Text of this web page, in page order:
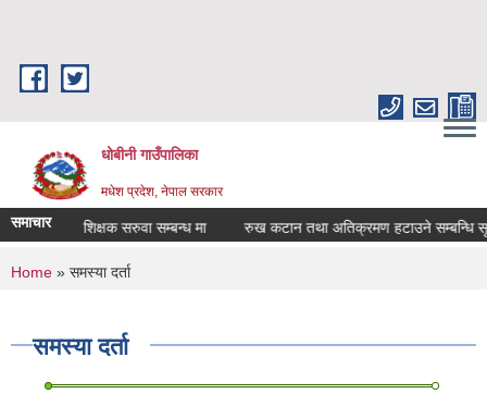
धोबीनी गाउँपालिका
मधेश प्रदेश, नेपाल सरकार
समाचार
रिक्त पदमा शिक्षक सरुवा सम्बन्ध मा रुख कटान तथा अतिक्रमण हटाउने सम्बन्धि सूचना
You are here
Home » समस्या दर्ता
समस्या दर्ता